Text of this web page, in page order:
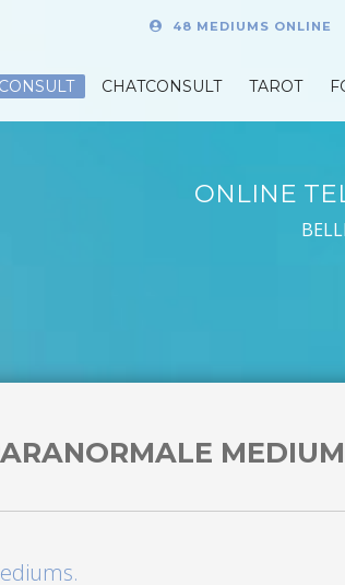
48 MEDIUMS ONLINE
CHATCONSULT TAROT
ONLINE